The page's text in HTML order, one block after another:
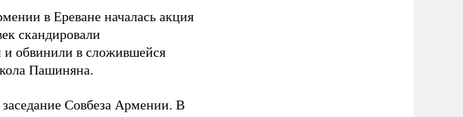
в Ереване началась акция
скандировали
и обвинили в сложившейся
Пашиняна.
Совбеза Армении. В